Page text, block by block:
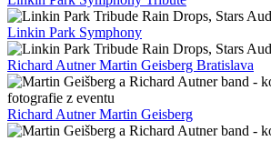
Linkin Park Symphony
Richard Autner Martin Geisberg Bratislava
Richard Autner Martin Geisberg